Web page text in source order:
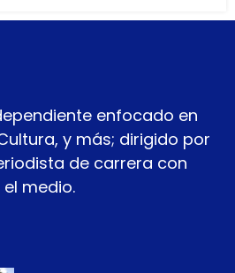
enfocado en
y más; dirigido por
de carrera con
medio.